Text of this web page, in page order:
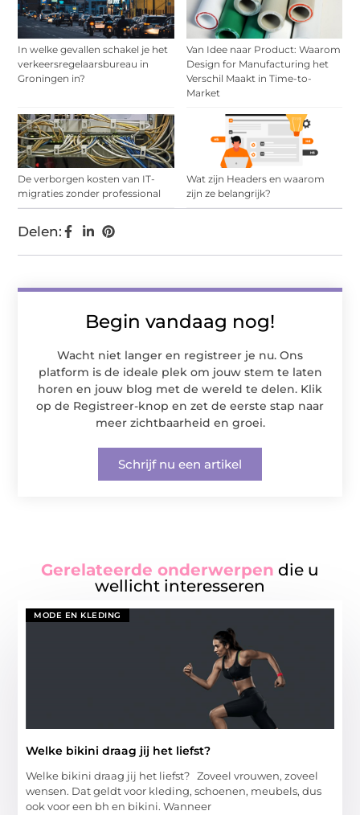
In welke gevallen schakel je het
verkeersregelaarsbureau in
Groningen in?
Van Idee naar Product: Waarom
Design for Manufacturing het
Verschil Maakt in Time-to-
Market
De verborgen kosten van IT-
migraties zonder professional
Wat zijn Headers en waarom
zijn ze belangrijk?
Begin vandaag nog!
Wacht niet langer en registreer je nu. Ons
platform is de ideale plek om jouw stem te laten
horen en jouw blog met de wereld te delen. Klik
op de Registreer-knop en zet de eerste stap naar
meer zichtbaarheid en groei.
Schrijf nu een artikel
Delen:
Gerelateerde onderwerpen die u
wellicht interesseren
MODE EN KLEDING
Welke bikini draag jij het liefst?
Welke bikini draag jij het liefst? Zoveel vrouwen, zoveel
wensen. Dat geldt voor kleding, schoenen, meubels, dus
ook voor een bh en bikini. Wanneer